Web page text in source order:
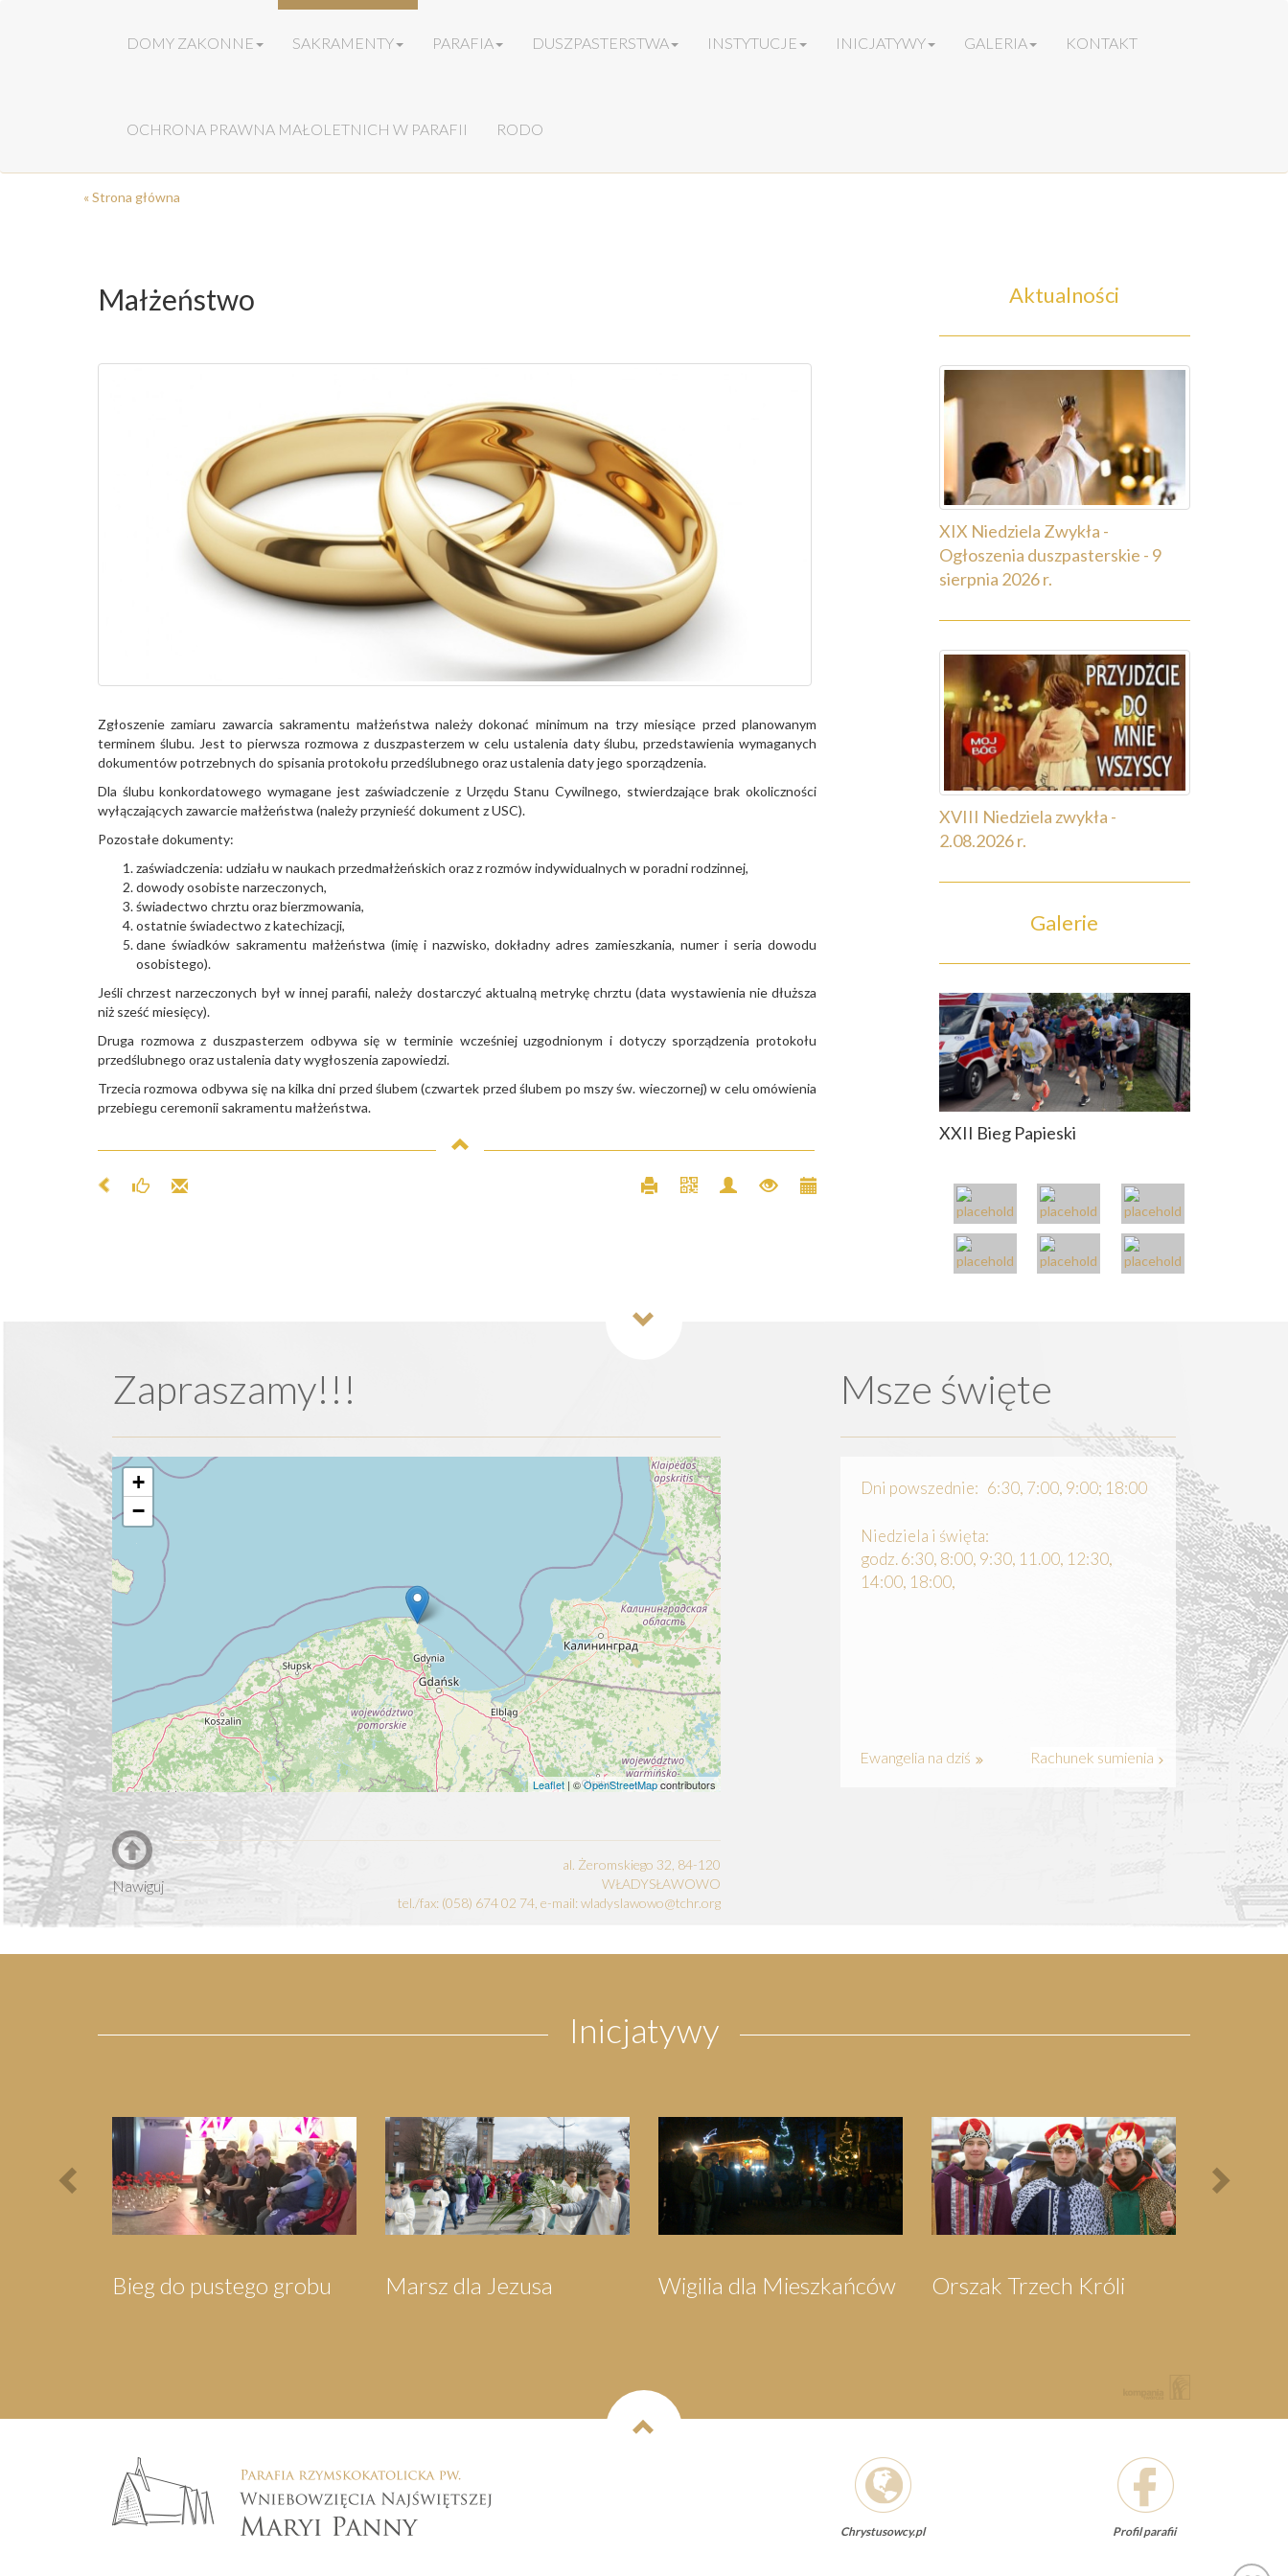
DOMY ZAKONNE SAKRAMENTY PARAFIA DUSZPASTERSTWA INSTYTUCJE INICJATYWY GALERIA KONTAKT
OCHRONA PRAWNA MAŁOLETNICH W PARAFII RODO
« Strona główna
Małżeństwo
Zgłoszenie zamiaru zawarcia sakramentu małżeństwa należy dokonać minimum na trzy miesiące przed planowanym
terminem ślubu. Jest to pierwsza rozmowa z duszpasterzem w celu ustalenia daty ślubu, przedstawienia wymaganych
dokumentów potrzebnych do spisania protokołu przedślubnego oraz ustalenia daty jego sporządzenia.
Dla ślubu konkordatowego wymagane jest zaświadczenie z Urzędu Stanu Cywilnego, stwierdzające brak okoliczności
wyłączających zawarcie małżeństwa (należy przynieść dokument z USC).
Pozostałe dokumenty:
zaświadczenia: udziału w naukach przedmałżeńskich oraz z rozmów indywidualnych w poradni rodzinnej,
dowody osobiste narzeczonych,
świadectwo chrztu oraz bierzmowania,
ostatnie świadectwo z katechizacji,
dane świadków sakramentu małżeństwa (imię i nazwisko, dokładny adres zamieszkania, numer i seria dowodu
osobistego).
Jeśli chrzest narzeczonych był w innej parafii, należy dostarczyć aktualną metrykę chrztu (data wystawienia nie dłuższa
niż sześć miesięcy).
Druga rozmowa z duszpasterzem odbywa się w terminie wcześniej uzgodnionym i dotyczy sporządzenia protokołu
przedślubnego oraz ustalenia daty wygłoszenia zapowiedzi.
Trzecia rozmowa odbywa się na kilka dni przed ślubem (czwartek przed ślubem po mszy św. wieczornej) w celu omówienia
przebiegu ceremonii sakramentu małżeństwa.
Aktualności
XIX Niedziela Zwykła -
Ogłoszenia duszpasterskie - 9
sierpnia 2026 r.
XVIII Niedziela zwykła -
2.08.2026 r.
Galerie
XXII Bieg Papieski
Zapraszamy!!!
+
−
Leaflet | ©OpenStreetMapcontributors
Nawiguj
al. Żeromskiego 32, 84-120
WŁADYSŁAWOWO
tel./fax: (058) 674 02 74, e-mail: wladyslawowo@tchr.org
Msze święte
Dni powszednie: 6:30, 7:00, 9:00; 18:00
Niedziela i święta:
godz. 6:30, 8:00, 9:30, 11.00, 12:30,
14:00, 18:00,
Ewangelia na dziś Rachunek sumienia
Inicjatywy
pustego grobu Marsz dla Jezusa Wigilia dla Mieszkańców Orszak Trzech Króli
Pielgrzymka do
Previous
Chrystusowcy.pl Profil parafii